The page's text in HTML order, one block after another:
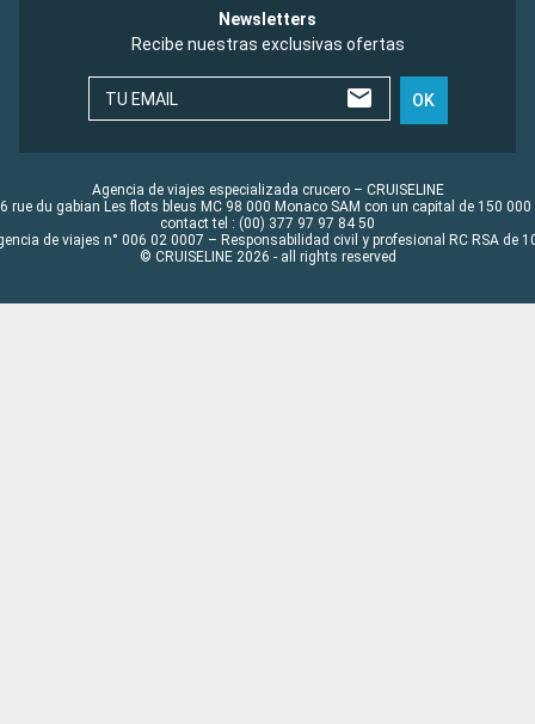
Newsletters
Recibe nuestras exclusivas ofertas
TU EMAIL OK
Agencia de viajes especializada crucero – CRUISELINE
rue du gabian Les flots bleus MC 98 000 Monaco SAM con un capital de 150 000
contact tel : (00) 377 97 97 84 50
de viajes n° 006 02 0007 – Responsabilidad civil y profesional RC RSA de
© CRUISELINE 2026 - all rights reserved